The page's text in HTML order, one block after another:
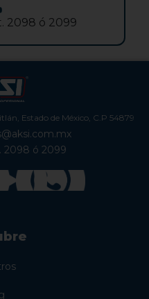
2098 ó 2099
Estado de México, C.P 54879
2098 ó 2099